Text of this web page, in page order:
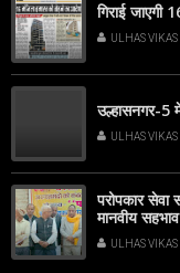
गिराई जाएगी
ULHAS
उल्हासनगर-5
ULHAS
परोपकार सेवा
मानवीय सहभाव
ULHAS